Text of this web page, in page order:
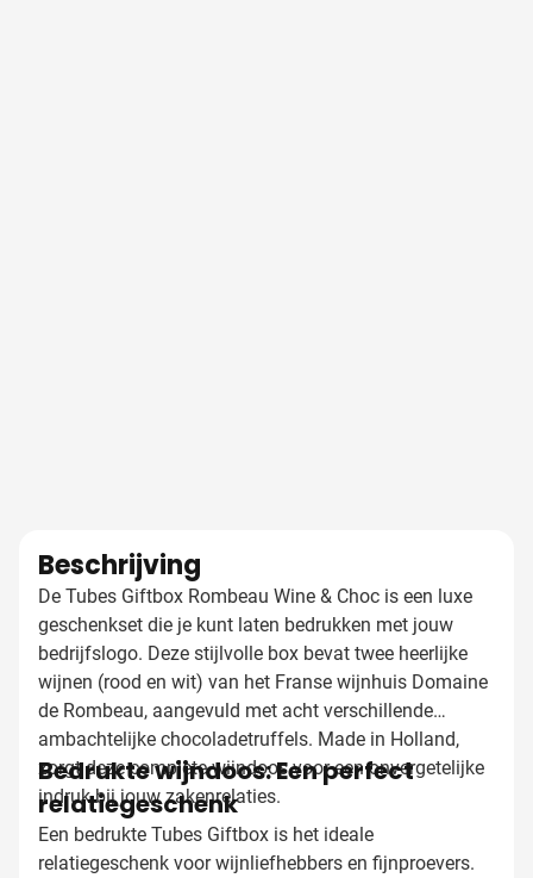
Beschrijving
De Tubes Giftbox Rombeau Wine & Choc is een luxe
geschenkset die je kunt laten bedrukken met jouw
bedrijfslogo. Deze stijlvolle box bevat twee heerlijke
wijnen (rood en wit) van het Franse wijnhuis Domaine
de Rombeau, aangevuld met acht verschillende
ambachtelijke chocoladetruffels. Made in Holland,
zorgt deze complete wijndoos voor een onvergetelijke
indruk bij jouw zakenrelaties.
Bedrukte wijndoos: Een perfect
relatiegeschenk
Een bedrukte Tubes Giftbox is het ideale
relatiegeschenk voor wijnliefhebbers en fijnproevers.